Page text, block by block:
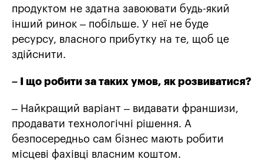
продуктом не здатна завоювати будь-який
інший ринок – побільше. У неї не буде
ресурсу, власного прибутку на те, щоб це
здійснити.
– І що робити за таких умов, як розвиватися?
– Найкращий варіант – видавати франшизи,
продавати технологічні рішення. А
безпосередньо сам бізнес мають робити
місцеві фахівці власним коштом.